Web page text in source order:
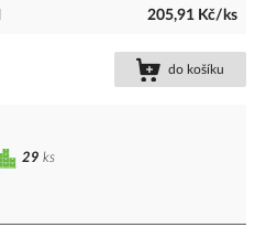
205,91 Kč/ks
do košíku
29 ks